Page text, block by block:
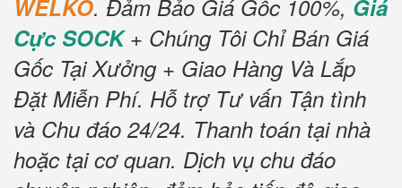
WELKO. Đảm Bảo Giá Gốc 100%, Giá
Cực SOCK+ Chúng Tôi Chỉ Bán Giá
Gốc Tại Xưởng + Giao Hàng Và Lắp
Đặt Miễn Phí. Hỗ trợ Tư vấn Tận tình
và Chu đáo 24/24. Thanh toán tại nhà
hoặc tại cơ quan. Dịch vụ chu đáo